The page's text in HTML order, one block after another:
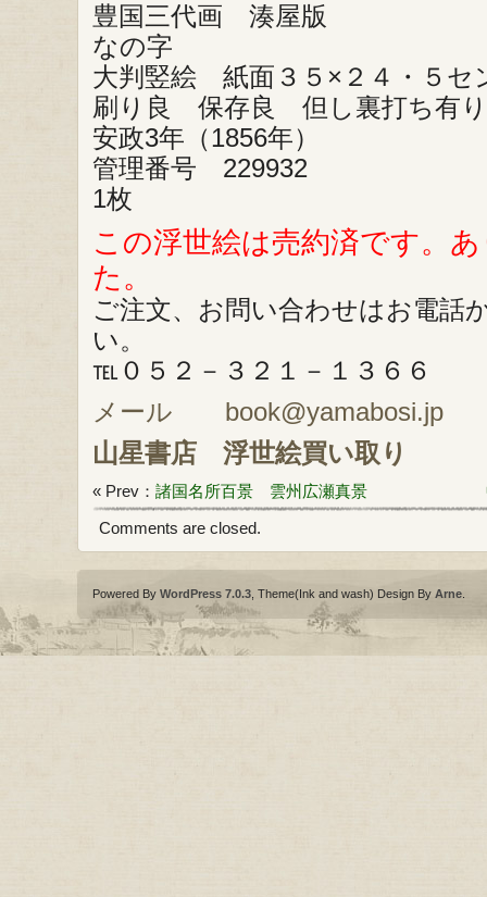
豊国三代画 湊屋版
なの字
大判竪絵 紙面３５×２４・５セ
刷り良 保存良 但し裏打ち有り
安政3年（1856年）
管理番号 229932
1枚
この浮世絵は売約済です。
た。
ご注文、お問い合わせはお電話
い。
℡０５２－３２１－１３６６
メール book@yamabosi.jp
山星書店
浮世絵買い取り
« Prev： 諸国名所百景 雲州広瀬真景
Comments are closed.
Powered By WordPress 7.0.3 , Theme(Ink and wash) Design By Arne